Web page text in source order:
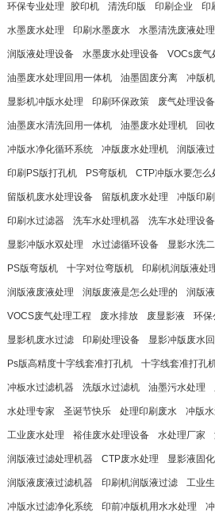
环保专业处理​ 胶印机 清洗印版 印刷企业 印
水墨废水处理 印刷水墨废水 水墨清洗废液处
润版液处理设备 水墨废水处理设备 VOCs废气
油墨废水处理回用一体机 油墨固废分离 冲版机
显影机冲版水处理 印刷环保政策 废气处理设备
油墨废水清洗回用一体机 油墨废水处理机 回
冲版水净化循环系统 冲版废水处理机 润版液
印刷PS版打孔机 PS弯版机 CTP冲版水要怎么
留版机废水处理设备 留版机废水处理 冲版印
印刷水过滤器 洗车水处理机器 洗车水处理设备
显影冲版水双处理 水过滤循环设备 显影水洗
PS版弯版机 十字对位弯版机 印刷机润版液处
润版液废液处理 润版废液是怎么处理的 润版
VOCS废气处理工程 废水排放 废显影液 环保
显影机废水过滤 印刷处理设备 显影冲版废水
Ps版高精度十字线套准打孔机 十字线套准打孔
冲板水过滤机器 洗版水过滤机 油墨污水处理
水处理专家 圣诞节快乐 处理印刷废水 冲版
工业废水处理 裕佳废水处理设备 水处理厂家
润版液过滤处理机器 CTP废水处理 显影液固
润版液废液过滤机器 印刷机润版液过滤 工业
冲版水过滤净化系统 印前冲版机用水水处理